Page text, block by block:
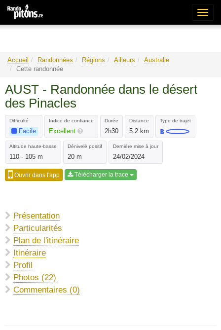
Accueil Randonnées Régions Ailleurs
Australie
Cette randonnée
AUST - Randonnée dans le désert
des Pinacles
Difficulté
Facile
Indice de confiance
Excellent
Durée
2h30
Distance
5.2 km
Type de trajet
Altitude haute-basse
110 - 105 m
Dénivelé positif
20 m
Dernière mise à jour
24/02/2024
Ouvrir dans l'app Télécharger la trace
Présentation
Particularités
Plan de l'itinéraire
Itinéraire
Profil
Photos (22)
Commentaires (0)